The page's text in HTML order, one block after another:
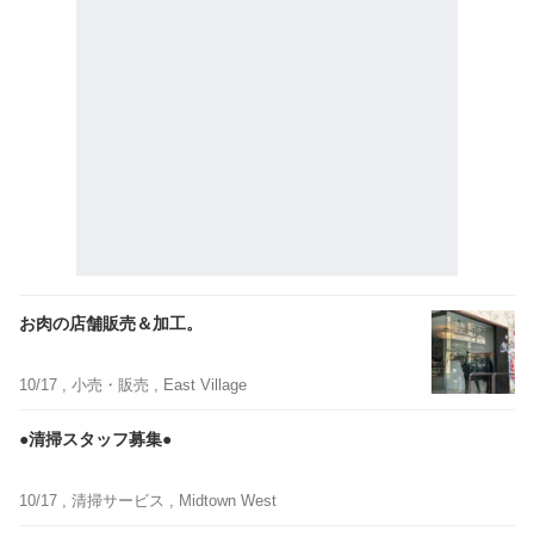
お肉の店舗販売＆加工。
10/17 , 小売・販売 , East Village
●清掃スタッフ募集●
10/17 , 清掃サービス , Midtown West